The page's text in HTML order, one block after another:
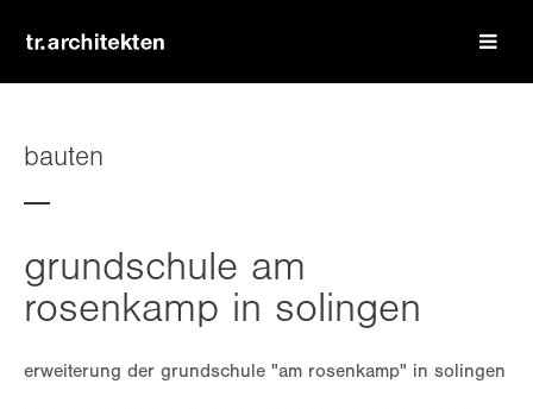
passwort
bauten
grundschule am
rosenkamp in solingen
erweiterung der grundschule "am rosenkamp" in solingen